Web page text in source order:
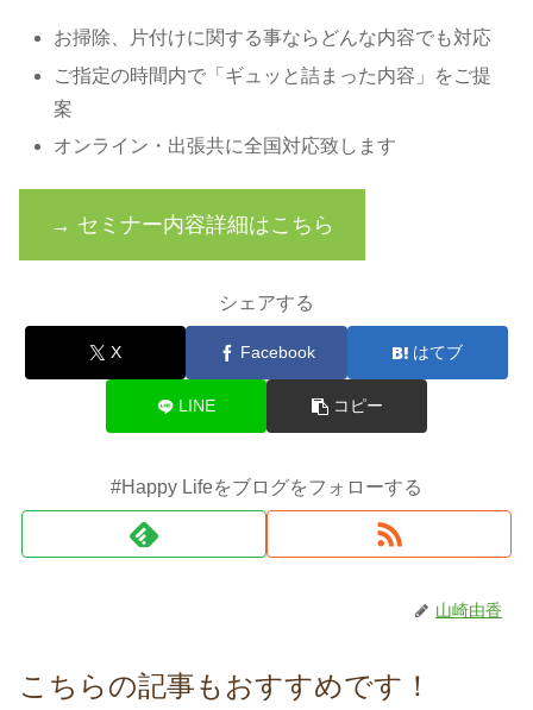
お掃除、片付けに関する事ならどんな内容でも対応
ご指定の時間内で「ギュッと詰まった内容」をご提
案
オンライン・出張共に全国対応致します
→ セミナー内容詳細はこちら
シェアする
X Facebook はてブ
LINE コピー
#Happy Lifeをブログをフォローする
山崎由香
こちらの記事もおすすめです！